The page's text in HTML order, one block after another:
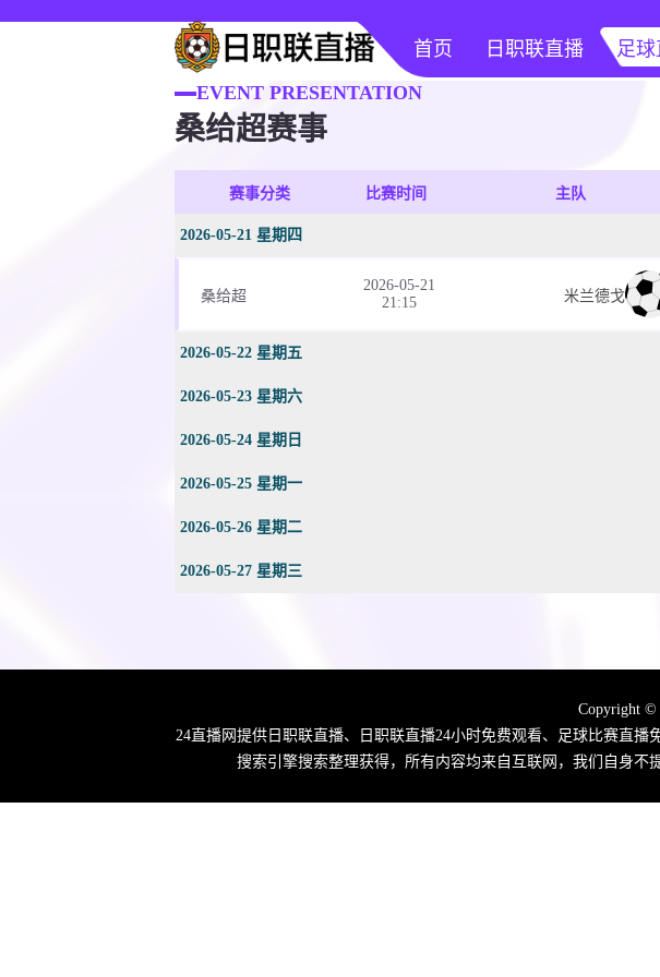
首页 日职联直播 足
EVENT PRESENTATION
桑给超赛事
赛事分类 比赛时间 主队
2026-05-21 星期四
桑给超
2026-05-21
21:15
米兰德戈
2026-05-22 星期五
2026-05-23 星期六
2026-05-24 星期日
2026-05-25 星期一
2026-05-26 星期二
2026-05-27 星期三
Copyright ©
24直播网提供日职联直播、日职联直播24小时免费观看、足球比赛直
搜索引擎搜索整理获得，所有内容均来自互联网，我们自身不